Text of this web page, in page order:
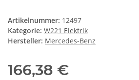
Artikelnummer: 12497
Kategorie: W221 Elektrik
Hersteller: Mercedes-Benz
166,38 €